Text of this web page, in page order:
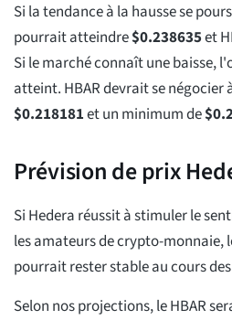
Si la tendance à la hausse se
pourrait atteindre$0.238635et
Si le marché connaît une baisse,
atteint. HBAR devrait se négocier
$0.218181et un minimum de$
Prévision de prix
Si Hedera réussit à stimuler le
les amateurs de crypto-monnaie,
pourrait rester stable au cours
Selon nos projections, le HBAR